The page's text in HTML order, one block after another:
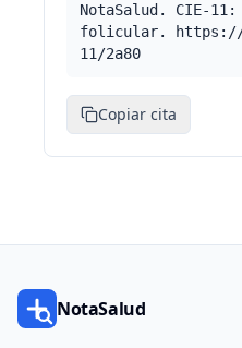
NotaSalud. CIE-
folicular. https://
11/2a80
Copiar cita
NotaSalud